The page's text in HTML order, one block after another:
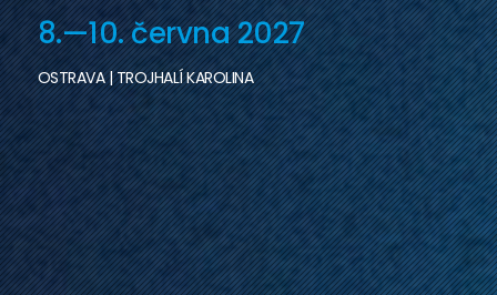
8.—10. června 2027
OSTRAVA | TROJHALÍ KAROLINA